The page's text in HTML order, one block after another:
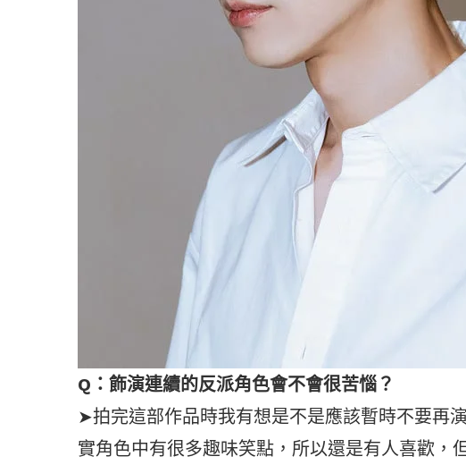
Q：飾演連續的反派角色會不會很苦惱？
➤拍完這部作品時我有想是不是應該暫時不要再
實角色中有很多趣味笑點，所以還是有人喜歡，